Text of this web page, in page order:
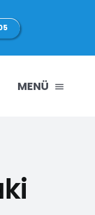
MENÜ